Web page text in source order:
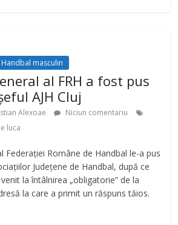
Handbal masculin
al FRH a fost pus
AJH Cluj
Alexoae
Niciun comentariu
luca
Federației Române de Handbal le-a pus
Județene de Handbal, după ce
la întâlnirea „obligatorie” de la
la care a primit un răspuns tăios.